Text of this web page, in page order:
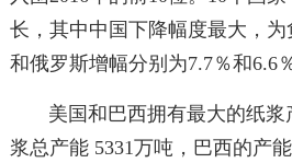
长，其中中国下降幅度最大，
和俄罗斯增幅分别为7.7％和6.6％
美国和巴西拥有最大的纸浆
浆总产能 5331万吨，巴西的产